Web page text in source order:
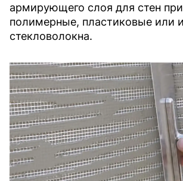
армирующего слоя для стен
полимерные, пластиковые или
стекловолокна.